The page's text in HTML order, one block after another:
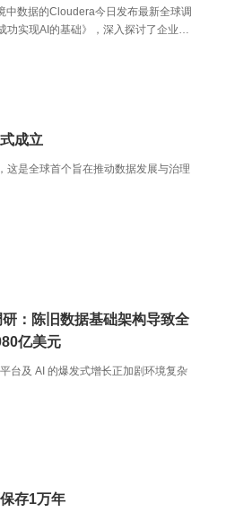
中数据的Cloudera今日发布最新全球调
功实现AI的基础》，深入探讨了企业大
成立
这是全球首个旨在推动数据发展与治理
：陈旧数据基础架构导致全
亿美元
台及 AI 的爆发式增长正加剧环境复杂
存1万年